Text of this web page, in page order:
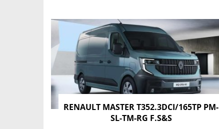
RENAULT MASTER T352.3DCI/165TP PM-
SL-TM-RG F.S&S